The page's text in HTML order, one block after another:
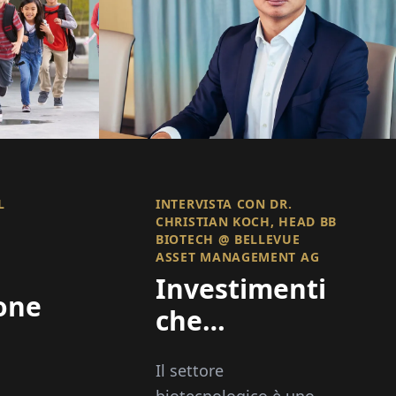
INTERVISTA CON DR.
CHRISTIAN KOCH, HEAD BB
BIOTECH @ BELLEVUE
ASSET MANAGEMENT AG
Investimenti
che
futuro
Il settore